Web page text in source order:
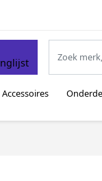
Accessoires